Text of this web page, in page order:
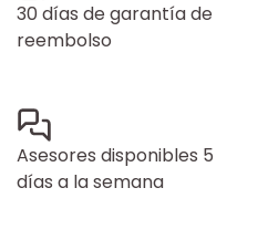
30 días de garantía de
reembolso
Asesores disponibles 5
días a la semana